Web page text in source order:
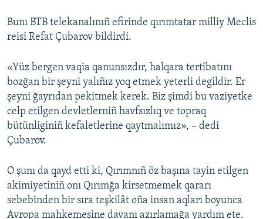
Bunı BTB telekanalınıñ efirinde qırımtatar milliy Meclis
reisi Refat Çubarov bildirdi.
«Yüz bergen vaqia qanunsızdır, halqara tertibatını
bozğan bir şeyni yalıñız yoq etmek yeterli degildir. Er
şeyni ğayrıdan pekitmek kerek. Biz şimdi bu vaziyetke
celp etilgen devletlerniñ havfsızlıq ve topraq
bütünliginiñ kefaletlerine qaytmalımız», – dedi
Çubarov.
O şunı da qayd etti ki, Qırımnıñ öz başına tayin etilgen
akimiyetiniñ onı Qırımğa kirsetmemek qararı
sebebinden bir sıra teşkilât oña insan aqları boyunca
Avropa mahkemesine davanı azırlamağa yardım ete.